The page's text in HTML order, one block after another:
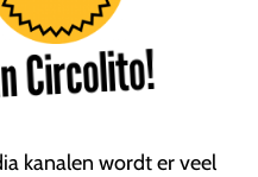
Circolito!
kanalen wordt er veel